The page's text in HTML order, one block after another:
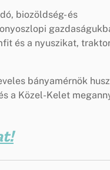
biozöldség- és
és a nyuszikat,
bányamérnök
a Közel-Kelet